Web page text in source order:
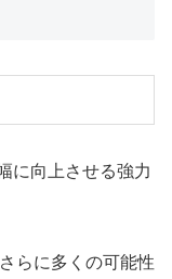
に向上させる強力
らに多くの可能性